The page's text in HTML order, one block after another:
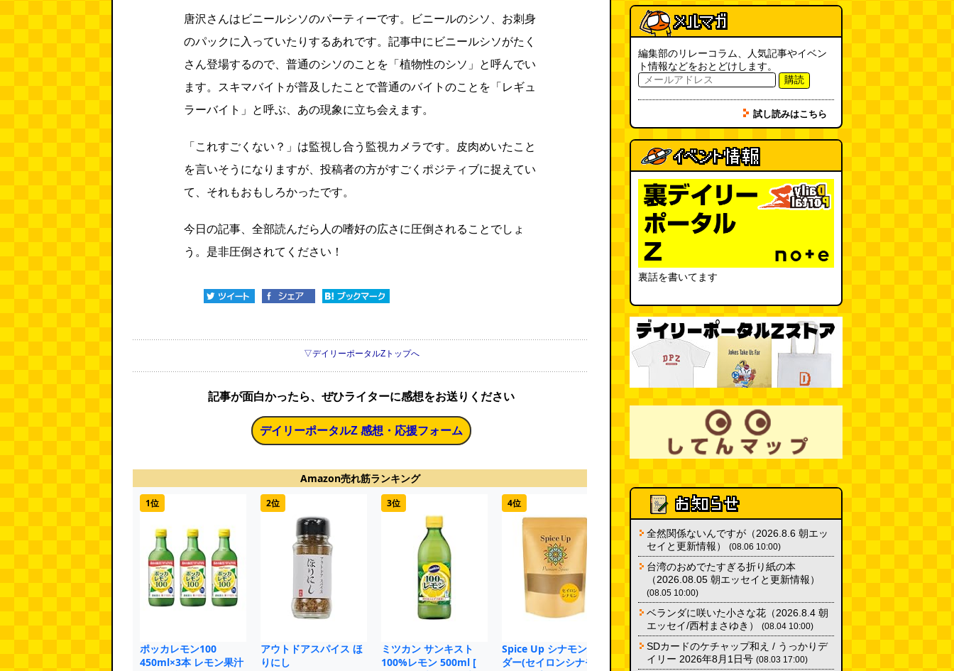
唐沢さんはビニールシソのパーティーです。ビニールのシソ、お刺身
のパックに入っていたりするあれです。記事中にビニールシソがたく
さん登場するので、普通のシソのことを「植物性のシソ」と呼んでい
ます。スキマバイトが普及したことで普通のバイトのことを「レギュ
ラーバイト」と呼ぶ、あの現象に立ち会えます。
「これすごくない？」は監視し合う監視カメラです。皮肉めいたこと
を言いそうになりますが、投稿者の方がすごくポジティブに捉えてい
て、それもおもしろかったです。
今日の記事、全部読んだら人の嗜好の広さに圧倒されることでしょ
う。是非圧倒されてください！
▽デイリーポータルZトップへ
記事が面白かったら、ぜひライターに感想をお送りください
デイリーポータルZ 感想・応援フォーム
Amazon売れ筋ランキング
1位
ポッカレモン100
450ml×3本 レモン果汁
2位
アウトドアスパイス ほ
りにし
3位
ミツカン サンキスト
100%レモン 500ml [
4位
Spice Up シナモンパウ
ダー(セイロンシナモン)
ビオカ 有機レモンスト
レート果汁100%
S＆B 業務用カレー粉
400g
「入力中…」の動きを対面の会話
で表現したい
(んちゅたぐい)
(08.03 11:00)
ミンティアで汗がおさえられるの
は本当か(べつやく れい)
eco小（2026.8.3 朝エッセイと更
新情報）(ほり) (08.03 10:00)
夏の良さ、庭の木を抜く、AIっぽ
さ・7/25～31 のデイリーポータ
ルZダイジェスト
タルZ)
おもしろいって言われたい 第1回
(林雄司)
冷房の壊れた焼肉屋（2026.8.2
朝エッセイと更新情報）(トルー)
(08.02 10:00)
カシューナッツの果実、カシュー
アップルは甘渋かった（傑作選）
非常口の可能性があるタイヤ
ちゅたぐい)
(08.01 16:00)
投稿)
(08.01 16:00)
編集部のリレーコラム、人気記事やイベン
ト情報などをおとどけします。
購読
試し読みはこちら
裏話を書いてます
全然関係ないんですが（2026.8.6 朝エッ
セイと更新情報）
(08.06 10:00)
台湾のおめでたすぎる折り紙の本
（2026.08.05 朝エッセイと更新情報）
(08.05 10:00)
ベランダに咲いた小さな花（2026.8.4 朝
エッセイ/西村まさゆき）
(08.04 10:00)
SDカードのケチャップ和え / うっかりデ
イリー 2026年8月1日号 (08.03 17:00)